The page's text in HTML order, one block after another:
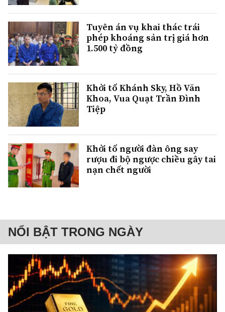
Tuyên án vụ khai thác trái
phép khoáng sản trị giá hơn
1.500 tỷ đồng
Khởi tố Khánh Sky, Hồ Văn
Khoa, Vua Quạt Trần Đình
Tiệp
Khởi tố người đàn ông say
rượu đi bộ ngược chiều gây tai
nạn chết người
NỔI BẬT TRONG NGÀY